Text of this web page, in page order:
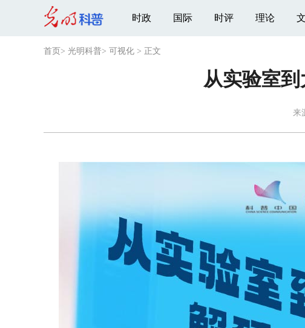
时政 国际 时评 理论
首页 > 光明科普> 可视化 > 正文
从实验室
来